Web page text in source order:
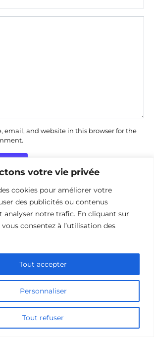
votre vie privée
cookies pour améliorer votre
des publicités ou contenus
analyser notre trafic. En cliquant sur
vous consentez à l’utilisation des
Personnaliser
Tout refuser
Tout accepter
email, and website in this browser for the
confidentialité
des cookies
des affiliations